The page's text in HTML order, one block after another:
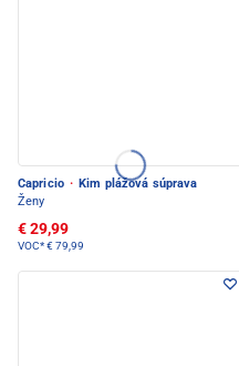
Capricio · Kim plážová súprava
Ženy
€ 29,99
VOC*€ 79,99